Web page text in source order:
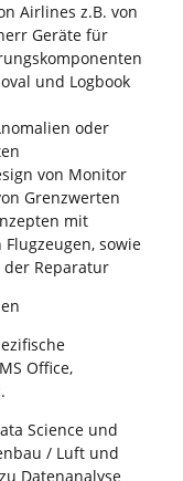
Airlines z.B. von
Geräte für
und Logbook
oder
von Monitor
Grenzwerten
mit
sowie
Reparatur
Office,
Science und
/ Luft und
Datenanalyse